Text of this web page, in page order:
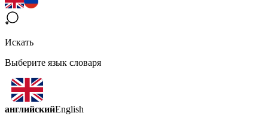
Искать
Выберите язык словаря
английскийEnglish